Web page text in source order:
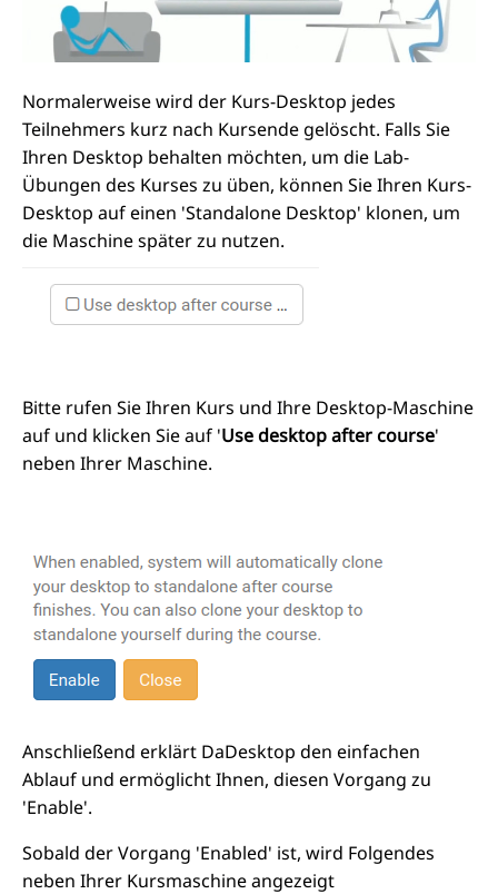
Normalerweise wird der Kurs-Desktop jedes
Teilnehmers kurz nach Kursende gelöscht. Falls Sie
Ihren Desktop behalten möchten, um die Lab-
Übungen des Kurses zu üben, können Sie Ihren Kurs-
Desktop auf einen 'Standalone Desktop' klonen, um
die Maschine später zu nutzen.
Bitte rufen Sie Ihren Kurs und Ihre Desktop-Maschine
auf und klicken Sie auf 'Use desktop after course'
neben Ihrer Maschine.
Anschließend erklärt DaDesktop den einfachen
Ablauf und ermöglicht Ihnen, diesen Vorgang zu
'Enable'.
Sobald der Vorgang 'Enabled' ist, wird Folgendes
neben Ihrer Kursmaschine angezeigt